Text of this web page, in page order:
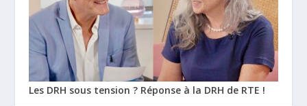
Les DRH sous tension ? Réponse à la DRH de RTE !